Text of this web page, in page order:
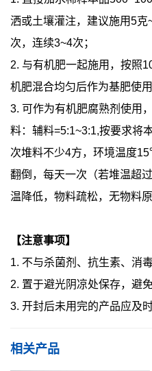
洒或土壤灌注，建议施用5克
次，连续3~4次；
2. 与有机肥一起施用，按照
机肥混合均匀后作为基肥使
3. 可作为有机肥腐熟剂使用
料：辅料=5:1~3:1,按要求将
次堆料不少4方，环境温度
翻倒，每天一次（若堆温超
温降低，物料疏松，无物料
【注意事项】
1. 不与杀菌剂、抗生素、消
2. 置于避光阴凉处保存，避
3. 开封后未用完的产品应及
相关产品